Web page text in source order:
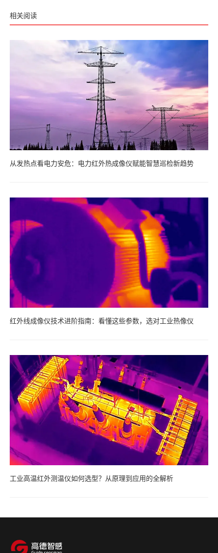
相关阅读
从发热点看电力安危：电力红外热成像仪赋能智慧巡检新趋势
红外线成像仪技术进阶指南：看懂这些参数，选对工业热像仪
工业高温红外测温仪如何选型？从原理到应用的全解析